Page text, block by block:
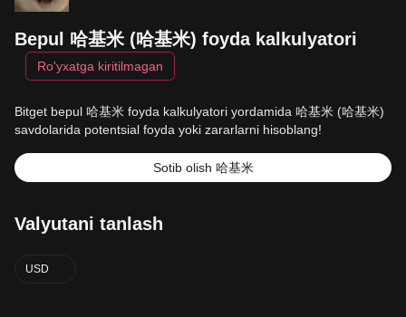
Bepul 哈基米 (哈基米) foyda kalkulyatori
Ro'yxatga kiritilmagan
Bitget bepul 哈基米 foyda kalkulyatori yordamida 哈基米 (哈基米)
savdolarida potentsial foyda yoki zararlarni hisoblang!
Sotib olish 哈基米
Valyutani tanlash
USD